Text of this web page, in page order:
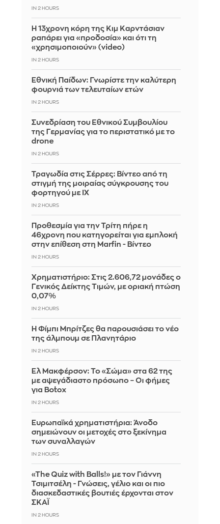
IN 2 HOURS
Η 13χρονη κόρη της Κιμ Καρντάσιαν
ραπάρει για «προδοσία» και ότι τη
«χρησιμοποιούν» (video)
IN 2 HOURS
Εθνική Παίδων: Γνωρίστε την καλύτερη
φουρνιά των τελευταίων ετών
IN 2 HOURS
Συνεδρίαση του Εθνικού Συμβουλίου
της Γερμανίας για το περιστατικό με το
drone
IN 2 HOURS
Τραγωδία στις Σέρρες: Βίντεο από τη
στιγμή της μοιραίας σύγκρουσης του
φορτηγού με ΙΧ
IN 2 HOURS
Προθεσμία για την Τρίτη πήρε η
46χρονη που κατηγορείται για εμπλοκή
στην επίθεση στη Marfin - Βίντεο
IN 2 HOURS
Χρηματιστήριο: Στις 2.606,72 μονάδες ο
Γενικός Δείκτης Τιμών, με οριακή πτώση
0,07%
IN 2 HOURS
Η Φίμπι Μπρίτζες θα παρουσιάσει το νέο
της άλμπουμ σε Πλανητάριο
IN 2 HOURS
Ελ Μακφέρσον: Το «Σώμα» στα 62 της
με αψεγάδιαστο πρόσωπο – Οι φήμες
για Botox
IN 2 HOURS
Ευρωπαϊκά χρηματιστήρια: Άνοδο
σημειώνουν οι μετοχές στο ξεκίνημα
των συναλλαγών
IN 2 HOURS
«The Quiz with Balls!» με τον Γιάννη
Τσιμιτσέλη - Γνώσεις, γέλιο και οι πιο
διασκεδαστικές βουτιές έρχονται στον
ΣΚΑΪ
IN 2 HOURS